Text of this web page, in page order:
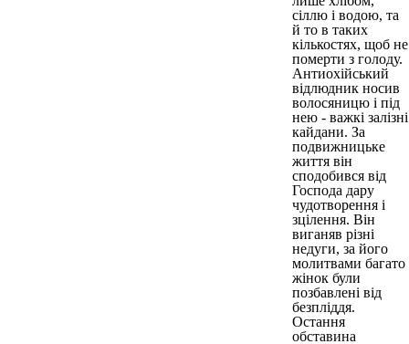
сіллю і водою, та
й то в таких
кількостях, щоб не
померти з голоду.
Антиохійський
відлюдник носив
волосяницю і під
нею - важкі залізні
кайдани. За
подвижницьке
життя він
сподобився від
Господа дару
чудотворення і
зцілення. Він
виганяв різні
недуги, за його
молитвами багато
жінок були
позбавлені від
безпліддя.
Остання
обставина